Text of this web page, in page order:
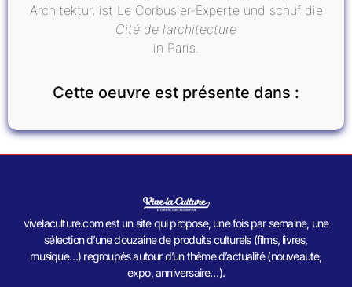
Architektur, ist Le Corbusier-Experte und schuf die
Cité de l’architecture
in Paris.
Cette oeuvre est présente dans :
vivelaculture.com est un site qui propose, une fois par semaine, une
sélection d’une douzaine de produits culturels (films, livres,
musique…) regroupés autour d’un thème d’actualité (nouveauté,
expo, anniversaire…).